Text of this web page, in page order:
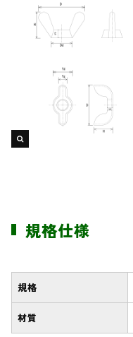
規格仕様
規格
材質